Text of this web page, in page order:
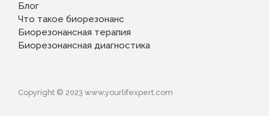
Блог
Что такое биорезонанс
Биорезонансная терапия
Биорезонансная диагностика
Copyright © 2023 www.yourlifexpert.com